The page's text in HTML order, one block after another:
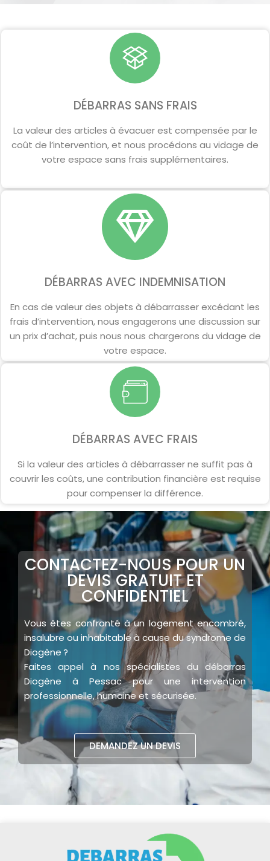
DÉBARRAS SANS FRAIS
La valeur des articles à évacuer est compensée par le
coût de l’intervention, et nous procédons au vidage de
votre espace sans frais supplémentaires.
DÉBARRAS AVEC INDEMNISATION
En cas de valeur des objets à débarrasser excédant les
frais d’intervention, nous engagerons une discussion sur
un prix d’achat, puis nous nous chargerons du vidage de
votre espace.
DÉBARRAS AVEC FRAIS
Si la valeur des articles à débarrasser ne suffit pas à
couvrir les coûts, une contribution financière est requise
pour compenser la différence.
CONTACTEZ-NOUS POUR UN
DEVIS GRATUIT ET
CONFIDENTIEL
Vous êtes confronté à un logement encombré,
insalubre ou inhabitable à cause dusyndrome de
Diogène?
Faites appel à nosspécialistes du débarras
Diogène à Pessac pour une intervention
professionnelle, humaine et sécurisée.
DEMANDEZ UN DEVIS